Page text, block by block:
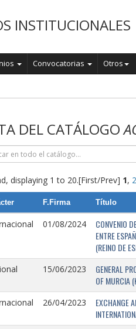
INSTITUCIONALES
Convocatorias Otros
DEL CATÁLOGO
displaying 1 to 20.[First/Prev] 1, 2
F.Firma Título
01/08/2024
CONVENIO
ENTRE
(REINO DE
15/06/2023
GENERAL
OF MURCIA
26/04/2023
EXCHANGE